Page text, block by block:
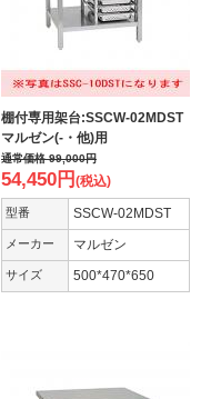
棚付専用架台:SSCW-02MDST
マルゼン(-・他)用
通常価格99,000円
54,450円 (税込)
型番 SSCW-02MDST
メーカー マルゼン
サイズ 500*470*650